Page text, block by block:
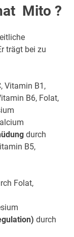
Mito?
trägt bei zu
Vitamin B1,
B6, Folat,
durch
B5,
Folat,
durch